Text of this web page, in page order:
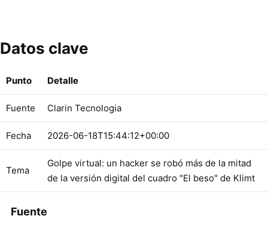
Datos clave
Punto Detalle
Fuente Clarin Tecnologia
Fecha 2026-06-18T15:44:12+00:00
Tema
Golpe virtual: un hacker se robó más de la mitad
de la versión digital del cuadro "El beso" de Klimt
Fuente